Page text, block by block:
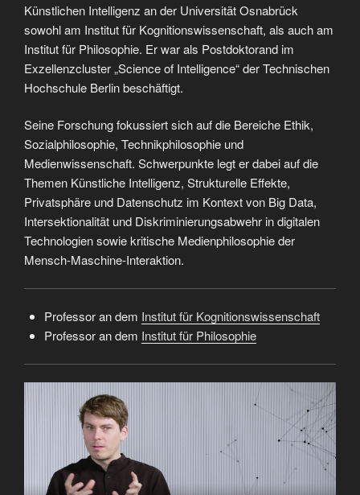
Künstlichen Intelligenz an der Universität Osnabrück
sowohl am Institut für Kognitionswissenschaft, als auch am
Institut für Philosophie. Er war als Postdoktorand im
Exzellenzcluster „Science of Intelligence“ der Technischen
Hochschule Berlin beschäftigt.
Seine Forschung fokussiert sich auf die Bereiche Ethik,
Sozialphilosophie, Technikphilosophie und
Medienwissenschaft. Schwerpunkte legt er dabei auf die
Themen Künstliche Intelligenz, Strukturelle Effekte,
Privatsphäre und Datenschutz im Kontext von Big Data,
Intersektionalität und Diskriminierungsabwehr in digitalen
Technologien sowie kritische Medienphilosophie der
Mensch-Maschine-Interaktion.
Professor an dem Institut für Kognitionswissenschaft
Professor an dem Institut für Philosophie